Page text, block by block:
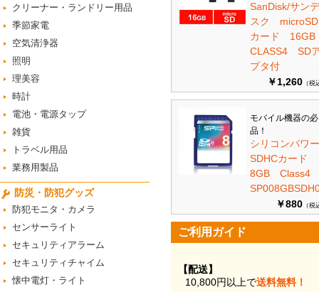
クリーナー・ランドリー用品
季節家電
空気清浄器
照明
理美容
時計
電池・電源タップ
雑貨
トラベル用品
業務用製品
防災・防犯グッズ
防犯モニタ・カメラ
センサーライト
セキュリティアラーム
セキュリティチャイム
懐中電灯・ライト
SanDisk/サン
スク
カード
CLASS4 SD
プタ付
￥1,260 （税
モバイル機器の
品！
シリコンパ
SDHCカード
8GB
￥880 （税
ご利用ガイド
【配送】
10,800円以上で送料無料！